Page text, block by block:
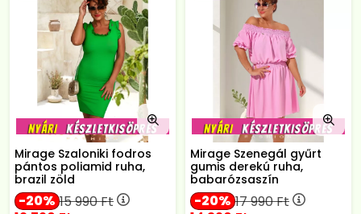
Mirage Szaloniki fodros
pántos poliamid ruha,
brazil zöld
20 15 990Ft
Mirage Szenegál gyűrt
gumis derekú ruha,
babarózsaszín
20 17 990Ft